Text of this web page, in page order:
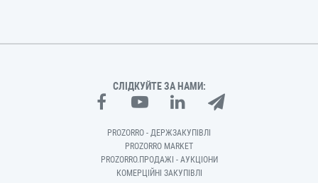
СЛІДКУЙТЕ ЗА НАМИ:
PROZORRO - ДЕРЖЗАКУПІВЛІ
PROZORRO MARKET
PROZORRO.ПРОДАЖІ - АУКЦІОНИ
КОМЕРЦІЙНІ ЗАКУПІВЛІ